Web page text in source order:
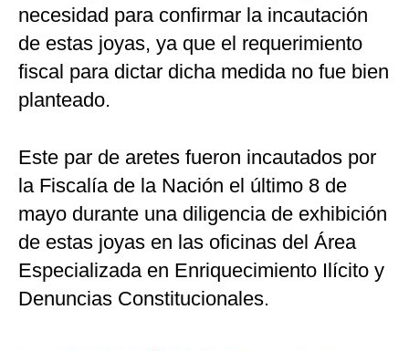
necesidad para confirmar la incautación
de estas joyas, ya que el requerimiento
fiscal para dictar dicha medida no fue bien
planteado.
Este par de aretes fueron incautados por
la Fiscalía de la Nación el último 8 de
mayo durante una diligencia de exhibición
de estas joyas en las oficinas del Área
Especializada en Enriquecimiento Ilícito y
Denuncias Constitucionales.